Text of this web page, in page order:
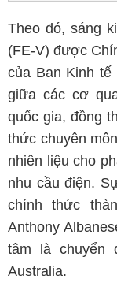
Theo đó, sáng
(FE-V) được
của Ban Kinh
giữa các cơ
quốc gia, đồng
thức chuyên
nhiên liệu cho
nhu cầu điện.
chính thức
Anthony
tâm là chuyển
Australia.